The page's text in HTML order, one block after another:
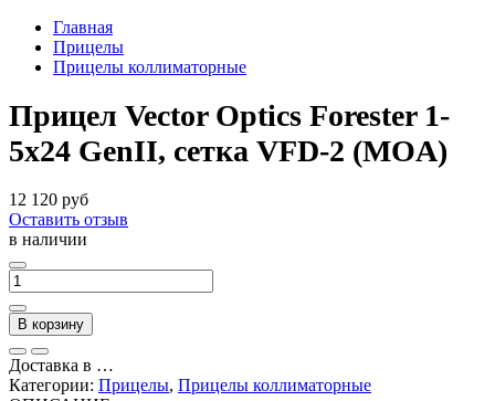
Главная
Прицелы
Прицелы коллиматорные
Прицел Vector Optics Forester 1-
5x24 GenII, сетка VFD-2 (MOA)
12 120 руб
Оставить отзыв
в наличии
В корзину
Доставка в …
Категории: Прицелы, Прицелы коллиматорные